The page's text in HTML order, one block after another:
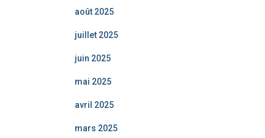
août 2025
juillet 2025
juin 2025
mai 2025
avril 2025
mars 2025